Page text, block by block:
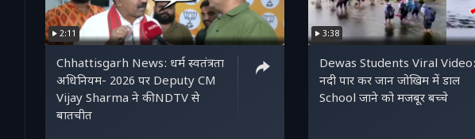
2:11
Chhattisgarh News: धर्म स्वतंत्रता
अधिनियम- 2026 पर Deputy CM
Vijay Sharma ने की NDTV से
बातचीत
3:38
Dewas Students Viral Video:
नदी पार कर जान जोखिम में डाल
School जाने को मजबूर बच्चे